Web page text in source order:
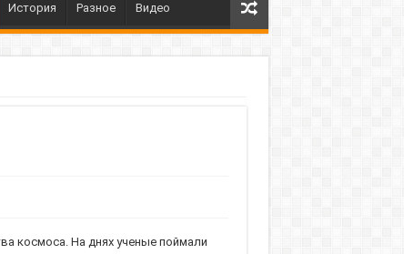
История Разное Видео
космоса. На днях ученые поймали